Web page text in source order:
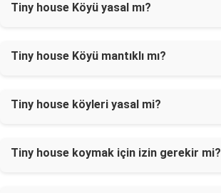
Tiny house Köyü yasal mı?
Tiny house Köyü mantıklı mı?
Tiny house köyleri yasal mi?
Tiny house koymak için izin gerekir mi?